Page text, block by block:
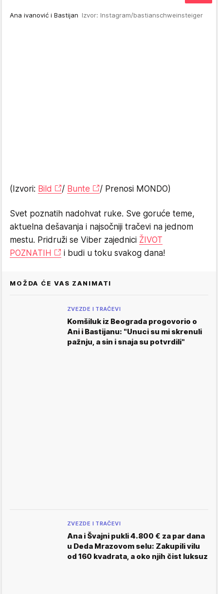
Ana ivanović i Bastijan Izvor: Instagram/bastianschweinsteiger
(Izvori: Bild / Bunte / Prenosi MONDO)
Svet poznatih nadohvat ruke. Sve goruće teme,
aktuelna dešavanja i najsočniji tračevi na jednom
mestu. Pridruži se Viber zajednici ŽIVOT
POZNATIH
i budi u toku svakog dana!
MOŽDA ĆE VAS ZANIMATI
ZVEZDE I TRAČEVI
Komšiluk iz Beograda progovorio o
Ani i Bastijanu: "Unuci su mi skrenuli
pažnju, a sin i snaja su potvrdili"
ZVEZDE I TRAČEVI
Ana i Švajni pukli 4.800 € za par dana
u Deda Mrazovom selu: Zakupili vilu
od 160 kvadrata, a oko njih čist luksuz